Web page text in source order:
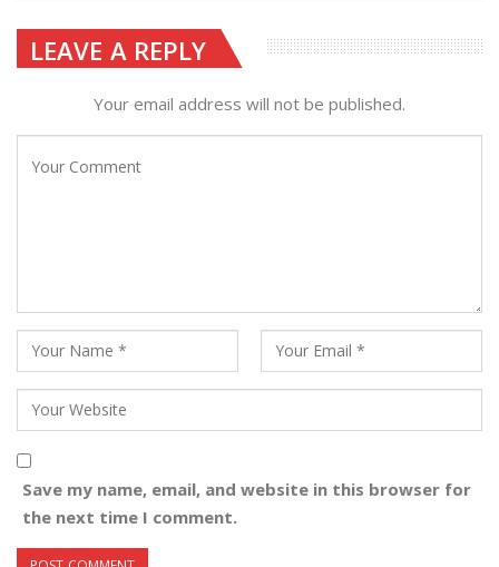
LEAVE A REPLY
Your email address will not be published.
Save my name, email, and website in this browser for
the next time I comment.